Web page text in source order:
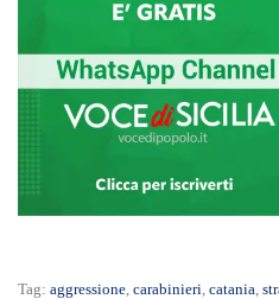
Tag: aggressione carabinieri catania